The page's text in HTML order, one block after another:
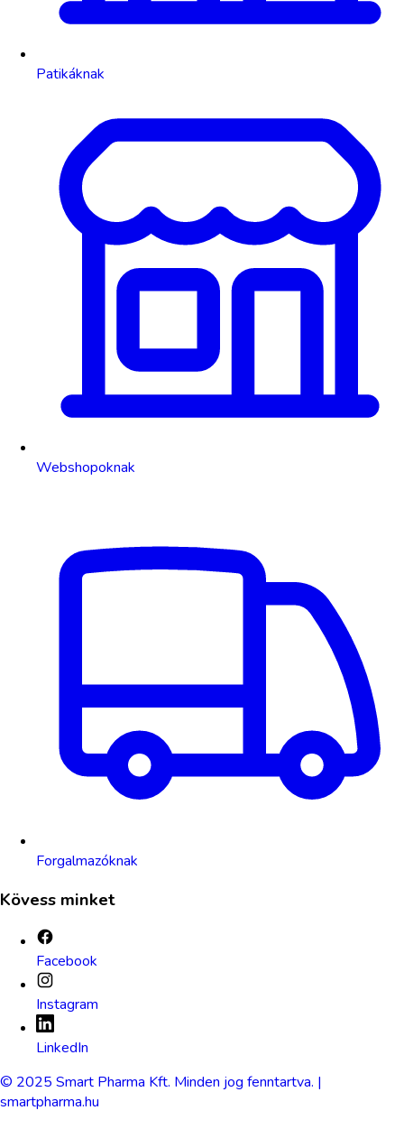
Patikáknak
Webshopoknak
Forgalmazóknak
Kövess minket
Facebook
Instagram
LinkedIn
© 2025 Smart Pharma Kft. Minden jog fenntartva. |
smartpharma.hu